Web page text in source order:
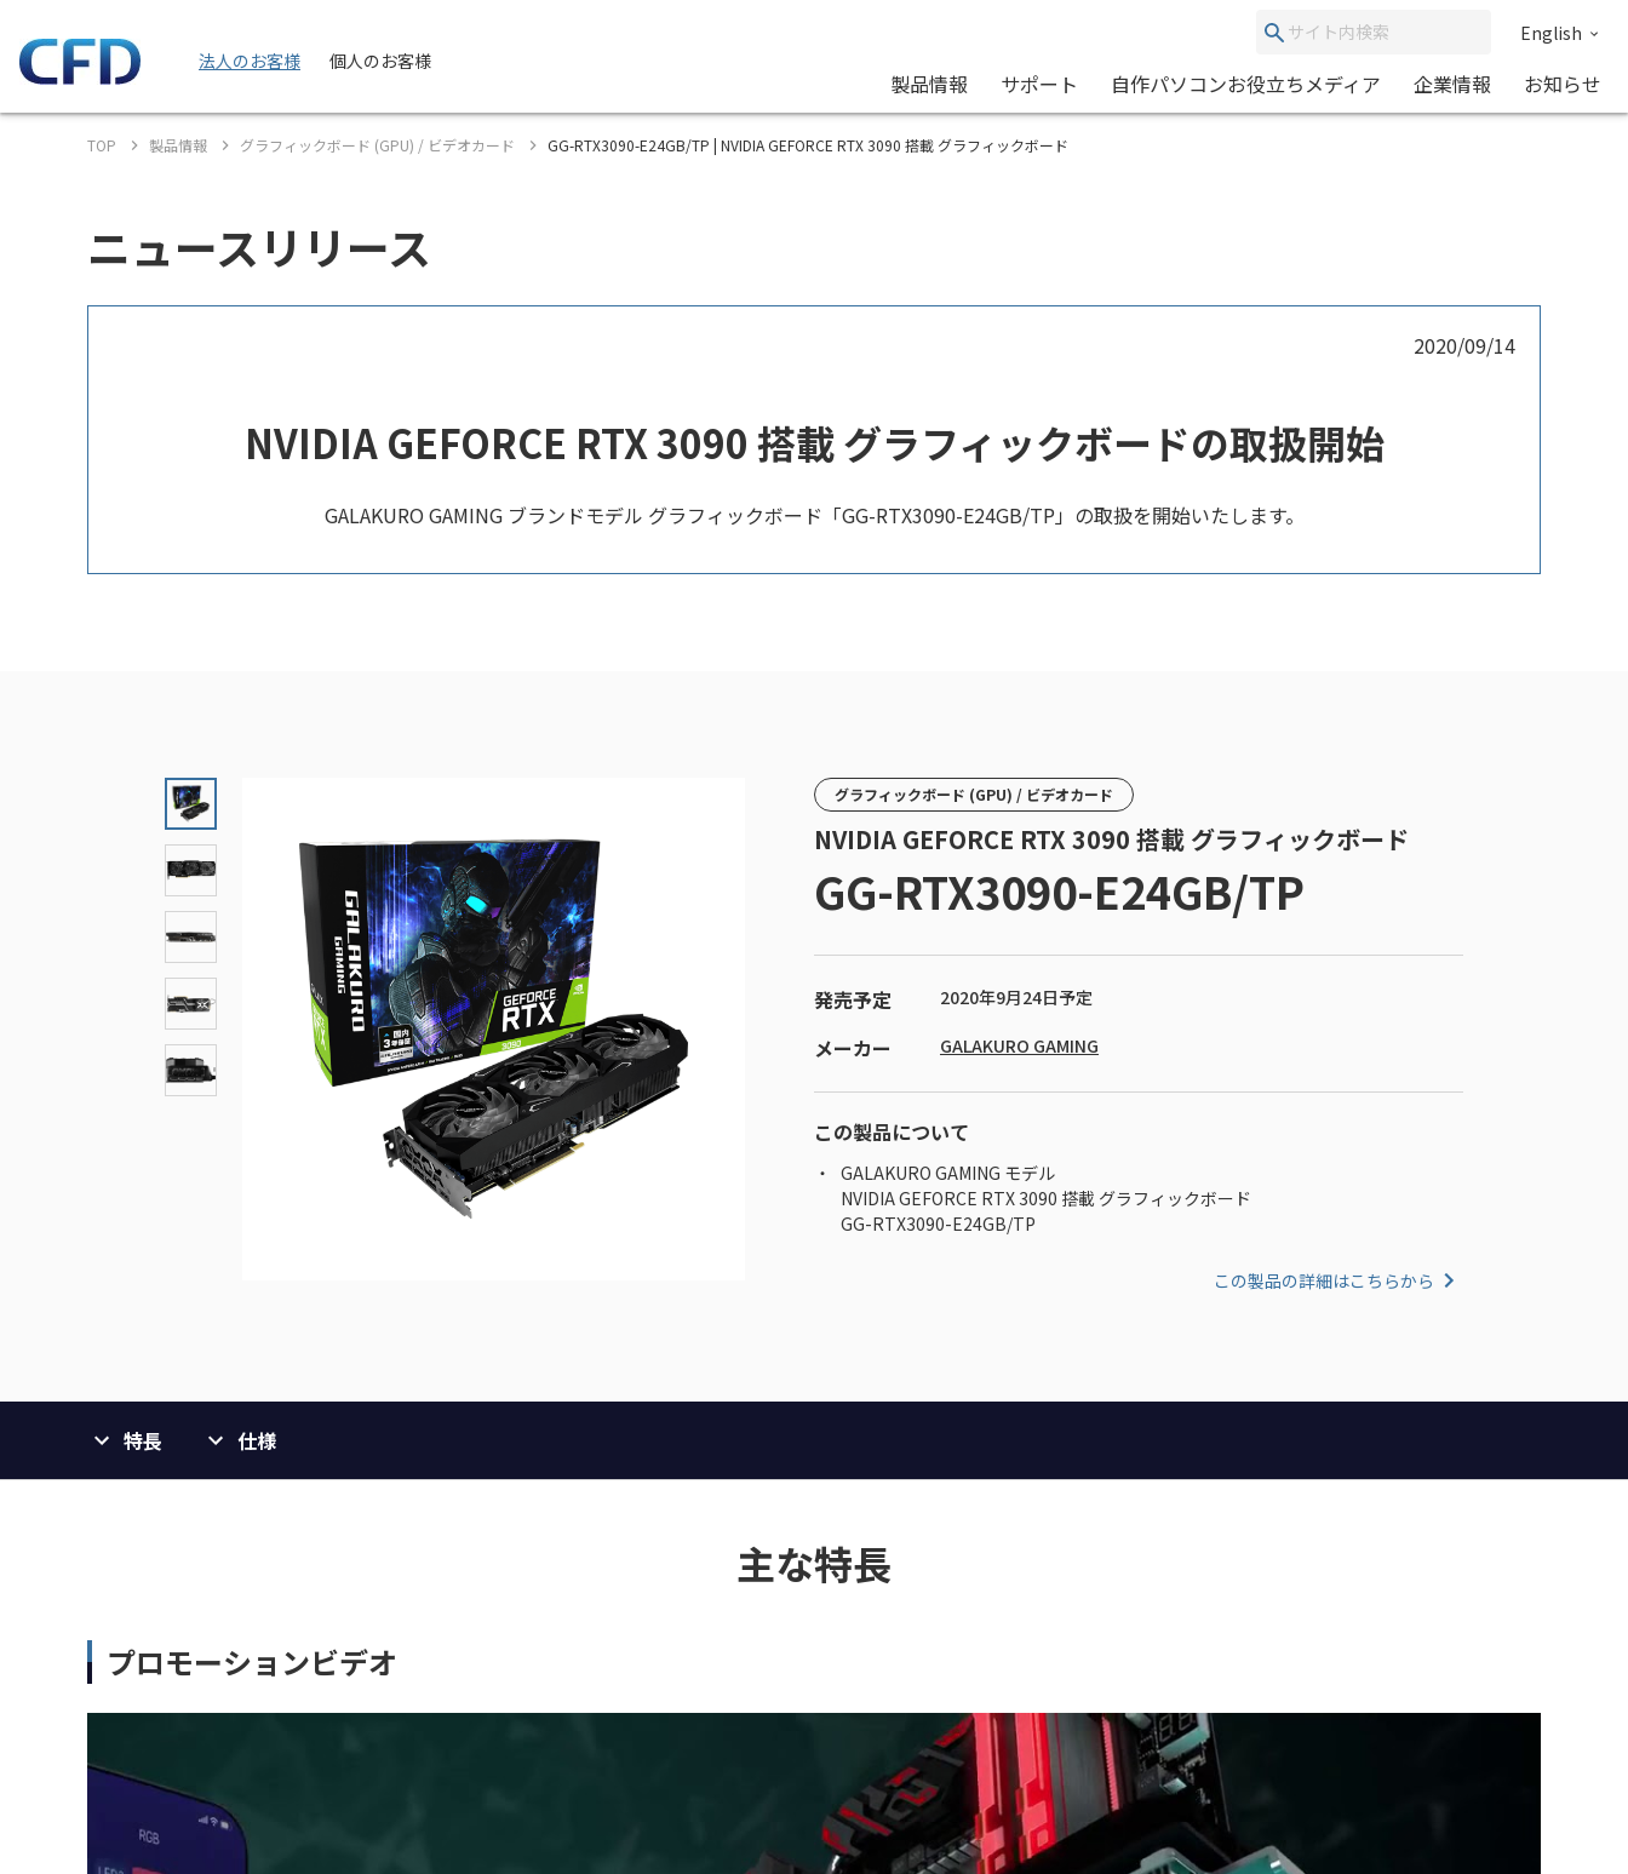
法人のお客様 個人のお客様
English
製品情報 サポート 自作パソコンお役立ちメディア 企業情報 お知らせ
TOP 製品情報 グラフィックボード (GPU) / ビデオカード GG-RTX3090-E24GB/TP | NVIDIA GEFORCE RTX 3090 搭載 グラフィックボード
ニュースリリース
2020/09/14
NVIDIA GEFORCE RTX 3090 搭載 グラフィックボードの取扱開始
GALAKURO GAMING ブランドモデル グラフィックボード「GG-RTX3090-E24GB/TP」の取扱を開始いたします。
グラフィックボード (GPU) / ビデオカード
NVIDIA GEFORCE RTX 3090 搭載 グラフィックボード
GG-RTX3090-E24GB/TP
発売予定 2020年9月24日予定
メーカー GALAKURO GAMING
この製品について
GALAKURO GAMING モデル
NVIDIA GEFORCE RTX 3090 搭載 グラフィックボード
GG-RTX3090-E24GB/TP
この製品の詳細はこちらから
特長 仕様
主な特長
プロモーションビデオ